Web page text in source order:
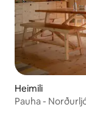
Heimili
Pauha -